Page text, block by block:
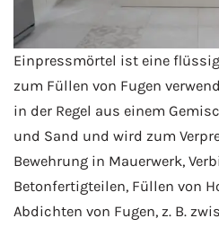
Einpressmörtel ist eine
zum Füllen von Fugen
in der Regel aus einem
und Sand und wird zum
Bewehrung in Mauerwerk,
Betonfertigteilen, Füllen von
Abdichten von Fugen, z. B.